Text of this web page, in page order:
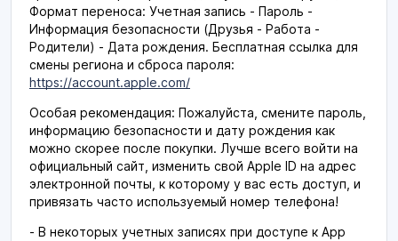
Формат переноса: Учетная запись - Пароль -
Информация безопасности (Друзья - Работа -
Родители) - Дата рождения. Бесплатная ссылка для
смены региона и сброса пароля:
https://account.apple.com/
Особая рекомендация: Пожалуйста, смените пароль,
информацию безопасности и дату рождения как
можно скорее после покупки. Лучше всего войти на
официальный сайт, изменить свой Apple ID на адрес
электронной почты, к которому у вас есть доступ, и
привязать часто используемый номер телефона!
- В некоторых учетных записях при доступе к App